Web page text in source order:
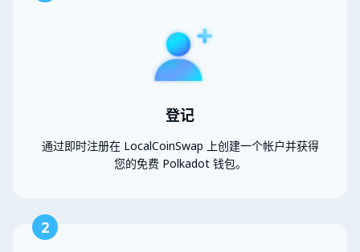
登记
通过即时注册在 LocalCoinSwap 上创建一个帐户并获得
您的免费 Polkadot 钱包。
2